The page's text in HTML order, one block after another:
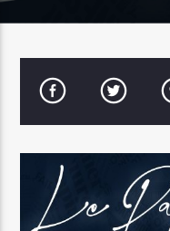
Bel Tv